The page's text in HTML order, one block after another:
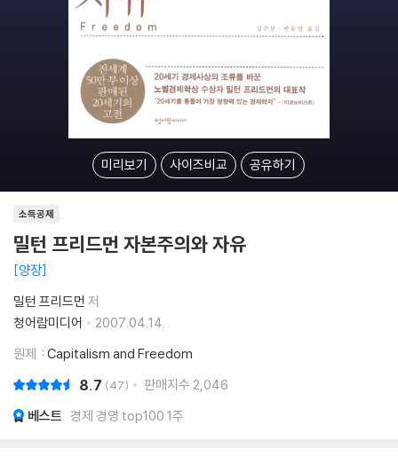
미리보기 사이즈비교 공유하기
소득공제
밀턴 프리드먼 자본주의와 자유
양장
밀턴 프리드먼 저
청어람미디어
2007.04.14.
원제 : Capitalism and Freedom
8.7 47 판매지수 2,046
베스트 경제 경영 top100 1주